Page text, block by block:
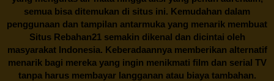
semua bisa ditemukan di situs ini. Kemudahan dalam
penggunaan dan tampilan antarmuka yang menarik membuat
Situs Rebahan21semakin dikenal dan dicintai oleh
masyarakat Indonesia. Keberadaannya memberikan alternatif
menarik bagi mereka yang ingin menikmati film dan serial TV
tanpa harus membayar langganan atau biaya tambahan.